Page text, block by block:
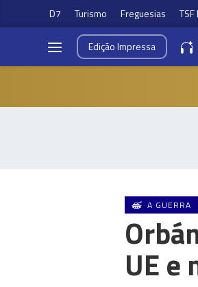
D7 Turismo Freguesias
EdiçãoImpressa
A GUERRA
UE e